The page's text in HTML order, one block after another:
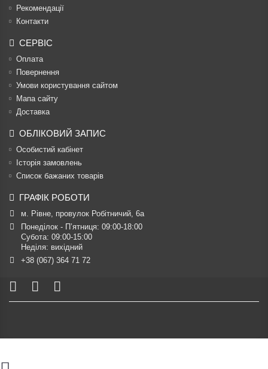
Рекомендації
Контакти
СЕРВІС
Оплата
Повернення
Умови користування сайтом
Мапа сайту
Доставка
ОБЛІКОВИЙ ЗАПИС
Особистий кабінет
Історія замовлень
Список бажаних товарів
ГРАФІК РОБОТИ
м. Рівне, провулок Робітничий, 6а
Понеділок - П’ятниця: 09:00-18:00
Субота: 09:00-15:00
Неділя: вихідний
+38 (067) 364 71 72